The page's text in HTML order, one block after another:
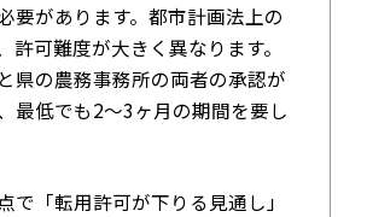
要があります。都市計画法上の
許可難度が大きく異なります。
県の農務事務所の両者の承認が
最低でも2〜3ヶ月の期間を要し
で「転用許可が下りる見通し」